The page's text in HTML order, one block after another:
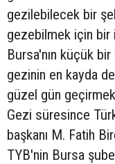
gezilebilecek bir
gezebilmek için bir
Bursa'nın küçük
gezinin en kayda
güzel gün
Gezi süresince
başkanı M. Fatih
TYB'nin Bursa